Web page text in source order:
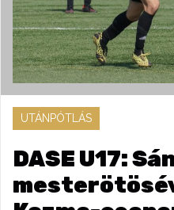
UTÁNPÓTLÁS
DASE U17: